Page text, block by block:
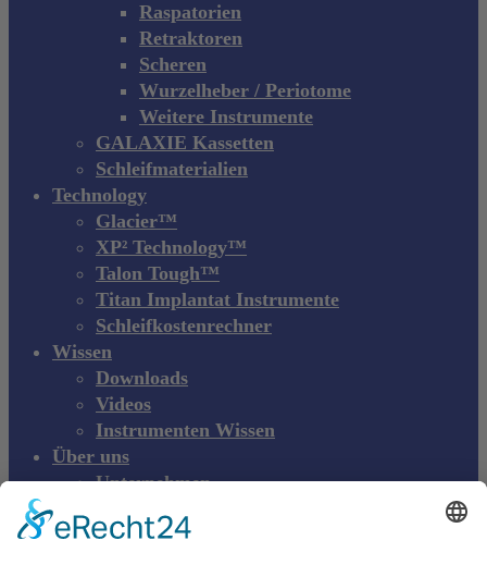
Raspatorien
Retraktoren
Scheren
Wurzelheber / Periotome
Weitere Instrumente
GALAXIE Kassetten
Schleifmaterialien
Technology
Glacier™
XP² Technology™
Talon Tough™
Titan Implantat Instrumente
Schleifkostenrechner
Wissen
Downloads
Videos
Instrumenten Wissen
Über uns
Unternehmen
Kontakt